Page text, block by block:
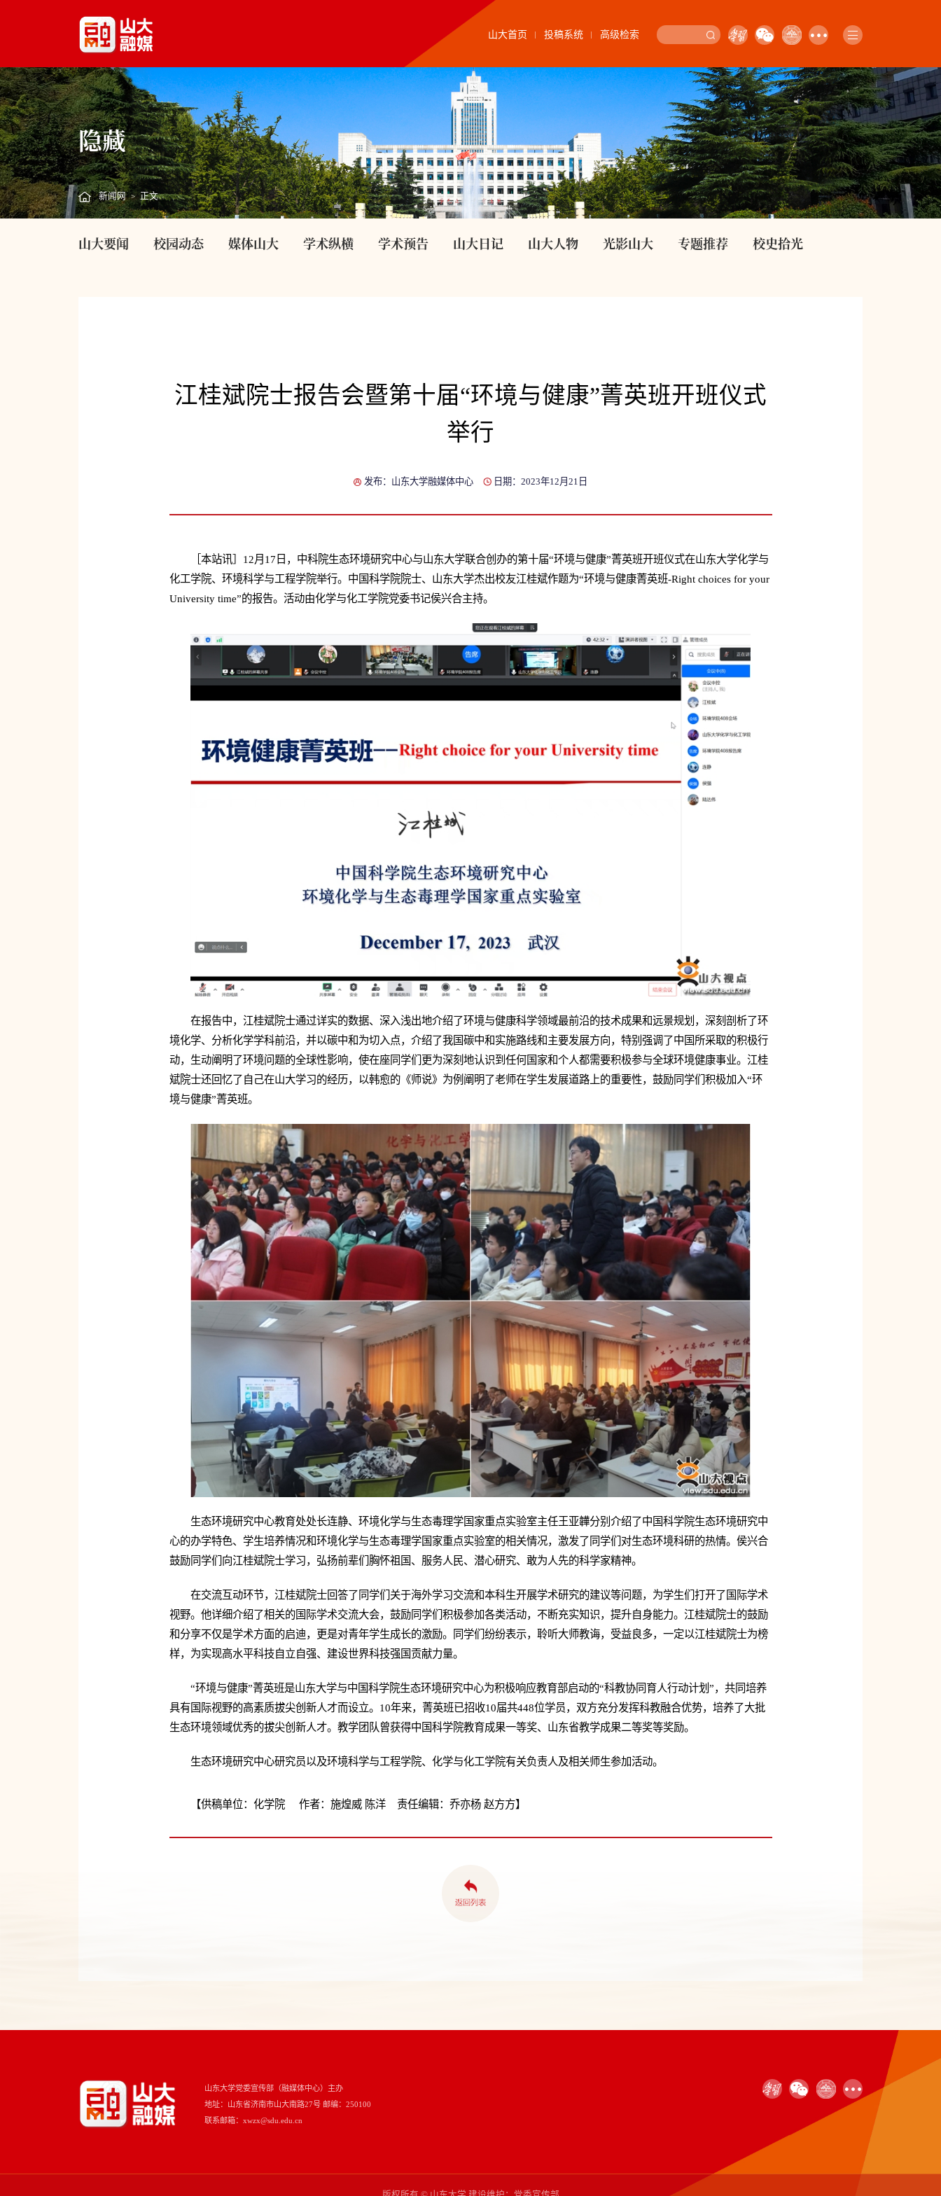
山大首页 投稿系统 高级检索
隐藏
新闻网 > 正文
山大要闻 校园动态 媒体山大 学术纵横 学术预告 山大日记 山大人物 光影山大 专题推荐 校史拾光
江桂斌院士报告会暨第十届“环境与健康”菁英班开班仪式
举行
发布：山东大学融媒体中心 日期：2023年12月21日
［本站讯］12月17日，中科院生态环境研究中心与山东大学联合创办的第十届“环境与健康”菁英班开班仪式在山东大学化学与
化工学院、环境科学与工程学院举行。中国科学院院士、山东大学杰出校友江桂斌作题为“环境与健康菁英班-Right choices for your
University time”的报告。活动由化学与化工学院党委书记侯兴合主持。
在报告中，江桂斌院士通过详实的数据、深入浅出地介绍了环境与健康科学领域最前沿的技术成果和远景规划，深刻剖析了环
境化学、分析化学学科前沿，并以碳中和为切入点，介绍了我国碳中和实施路线和主要发展方向，特别强调了中国所采取的积极行
动，生动阐明了环境问题的全球性影响，使在座同学们更为深刻地认识到任何国家和个人都需要积极参与全球环境健康事业。江桂
斌院士还回忆了自己在山大学习的经历，以韩愈的《师说》为例阐明了老师在学生发展道路上的重要性，鼓励同学们积极加入“环
境与健康”菁英班。
生态环境研究中心教育处处长连静、环境化学与生态毒理学国家重点实验室主任王亚韡分别介绍了中国科学院生态环境研究中
心的办学特色、学生培养情况和环境化学与生态毒理学国家重点实验室的相关情况，激发了同学们对生态环境科研的热情。侯兴合
鼓励同学们向江桂斌院士学习，弘扬前辈们胸怀祖国、服务人民、潜心研究、敢为人先的科学家精神。
在交流互动环节，江桂斌院士回答了同学们关于海外学习交流和本科生开展学术研究的建议等问题，为学生们打开了国际学术
视野。他详细介绍了相关的国际学术交流大会，鼓励同学们积极参加各类活动，不断充实知识，提升自身能力。江桂斌院士的鼓励
和分享不仅是学术方面的启迪，更是对青年学生成长的激励。同学们纷纷表示，聆听大师教诲，受益良多，一定以江桂斌院士为榜
样，为实现高水平科技自立自强、建设世界科技强国贡献力量。
“环境与健康”菁英班是山东大学与中国科学院生态环境研究中心为积极响应教育部启动的“科教协同育人行动计划”，共同培养
具有国际视野的高素质拔尖创新人才而设立。10年来，菁英班已招收10届共448位学员，双方充分发挥科教融合优势，培养了大批
生态环境领域优秀的拔尖创新人才。教学团队曾获得中国科学院教育成果一等奖、山东省教学成果二等奖等奖励。
生态环境研究中心研究员以及环境科学与工程学院、化学与化工学院有关负责人及相关师生参加活动。
【供稿单位：化学院 作者：施煌威 陈洋 责任编辑：乔亦杨 赵方方】
山东大学党委宣传部（融媒体中心）主办
地址：山东省济南市山大南路27号 邮编：250100
联系邮箱：xwzx@sdu.edu.cn